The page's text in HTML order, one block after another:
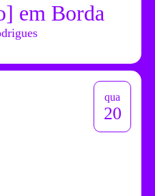
em Borda
qua
20